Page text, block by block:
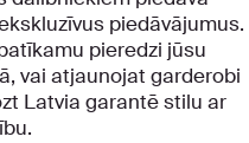
piedāvājumus.
pieredzi jūsu
vai atjaunojat garderobi
Latvia garantē stilu ar